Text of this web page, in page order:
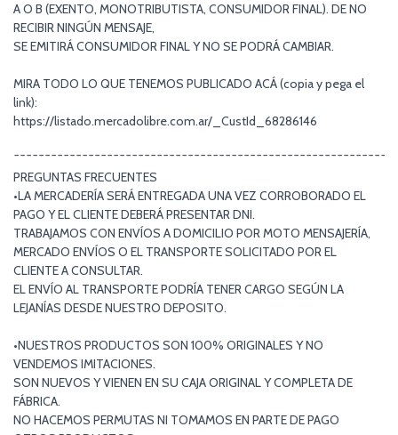
A O B (EXENTO, MONOTRIBUTISTA, CONSUMIDOR FINAL). DE NO
RECIBIR NINGÚN MENSAJE,
SE EMITIRÁ CONSUMIDOR FINAL Y NO SE PODRÁ CAMBIAR.
MIRA TODO LO QUE TENEMOS PUBLICADO ACÁ (copia y pega el
link):
https://listado.mercadolibre.com.ar/_CustId_68286146
PREGUNTAS FRECUENTES
•LA MERCADERÍA SERÁ ENTREGADA UNA VEZ CORROBORADO EL
PAGO Y EL CLIENTE DEBERÁ PRESENTAR DNI.
TRABAJAMOS CON ENVÍOS A DOMICILIO POR MOTO MENSAJERÍA,
MERCADO ENVÍOS O EL TRANSPORTE SOLICITADO POR EL
CLIENTE A CONSULTAR.
EL ENVÍO AL TRANSPORTE PODRÍA TENER CARGO SEGÚN LA
LEJANÍAS DESDE NUESTRO DEPOSITO.
•NUESTROS PRODUCTOS SON 100% ORIGINALES Y NO
VENDEMOS IMITACIONES.
SON NUEVOS Y VIENEN EN SU CAJA ORIGINAL Y COMPLETA DE
FÁBRICA.
NO HACEMOS PERMUTAS NI TOMAMOS EN PARTE DE PAGO